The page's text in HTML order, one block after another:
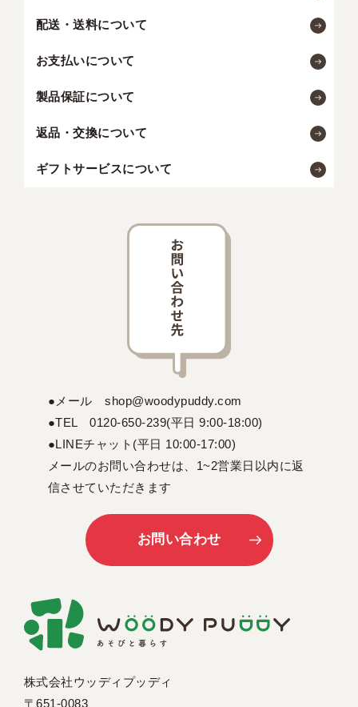
配送・送料について
お支払いについて
製品保証について
返品・交換について
ギフトサービスについて
株式会社ウッディプッディ
〒651-0083
●メール shop@woodypuddy.com
●TEL 0120-650-239(平日 9:00-18:00)
●LINEチャット(平日 10:00-17:00)
メールのお問い合わせは、1~2営業日以内に返
信させていただきます
お問い合わせ